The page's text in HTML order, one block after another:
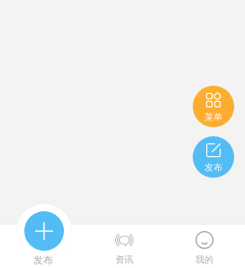

菜单

发布

发布

资讯

我的